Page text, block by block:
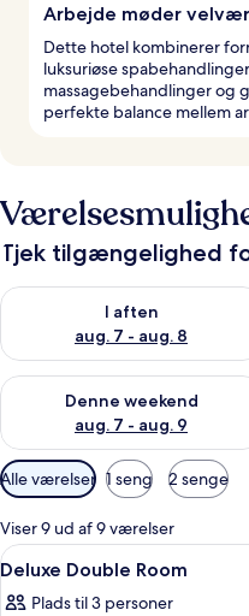
Arbejde møder
Dette hotel kombinerer
luksuriøse
massagebehandlinger og
perfekte balance mellem
Tjek tilgængelighed
I aften
aug. 7 - aug. 8
Tjek tilgængelighed for i
Denne weekend
aug. 7 - aug. 9
Tjek tilgængelighed for
Tilgængelige
filtre
for
værelser
Alle værelser 1 seng 2 senge
Viser 9 ud af 9 værelser
Indlæs
alle
2
Deluxe Double Room
Plads til 3 personer